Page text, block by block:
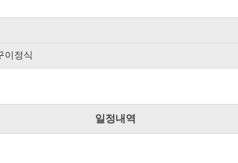
이정식
일정내역